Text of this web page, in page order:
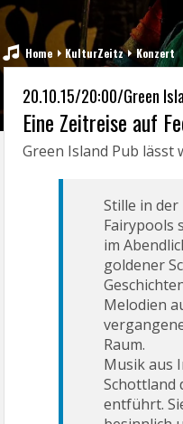
Home KulturZeitz Konzert
20.10.15/20:00/Green
Eine Zeitreise auf
Green Island Pub lässt
Stille in
Fairypools
im
goldener
Melodien
Raum.
Musik aus
Schottland
entführt.